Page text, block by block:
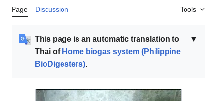
Page Discussion Tools
▼
This page is an automatic translation to
Thai of Home biogas system (Philippine
BioDigesters).